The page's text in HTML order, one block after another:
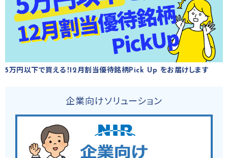
5万円以下で買える！12月割当優待銘柄Pick Up をお届けします
企業向けソリューション